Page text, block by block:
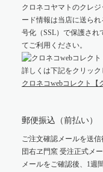
クロネコヤマトのクレ
ード情報は当店に送ら
号化（SSL）で保護され
てご利用ください。
詳しくは下記をクリック
クロネコwebコレクト【
郵便振込（前払い）
ご注文確認メールを送
団右ヱ門窯 受注正式メ
メールをご確認後、1週